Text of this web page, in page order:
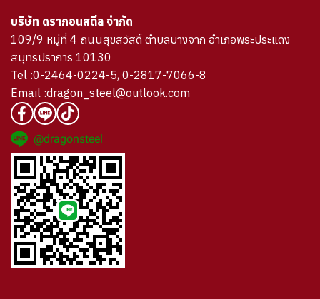
บริษัท ดรากอนสตีล จำกัด
109/9 หมู่ที่ 4 ถนนสุขสวัสดิ์ ตำบลบางจาก อำเภอพระประแดง
สมุทรปราการ 10130
Tel :0-2464-0224-5, 0-2817-7066-8
Email :dragon_steel@outlook.com
@dragonsteel